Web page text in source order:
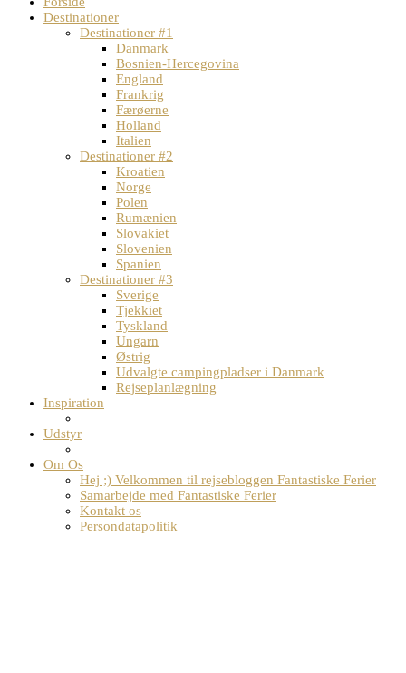
Destinationer
Destinationer #1
Danmark
Bosnien-Hercegovina
England
Frankrig
Færøerne
Holland
Italien
Destinationer #2
Kroatien
Norge
Polen
Rumænien
Slovakiet
Slovenien
Spanien
Destinationer #3
Sverige
Tjekkiet
Tyskland
Ungarn
Østrig
Udvalgte campingpladser i Danmark
Rejseplanlægning
Inspiration
Udstyr
Om Os
Hej ;) Velkommen til rejsebloggen Fantastiske Ferier
Samarbejde med Fantastiske Ferier
Kontakt os
Persondatapolitik